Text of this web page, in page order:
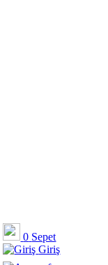
0 Sepet
Giriş